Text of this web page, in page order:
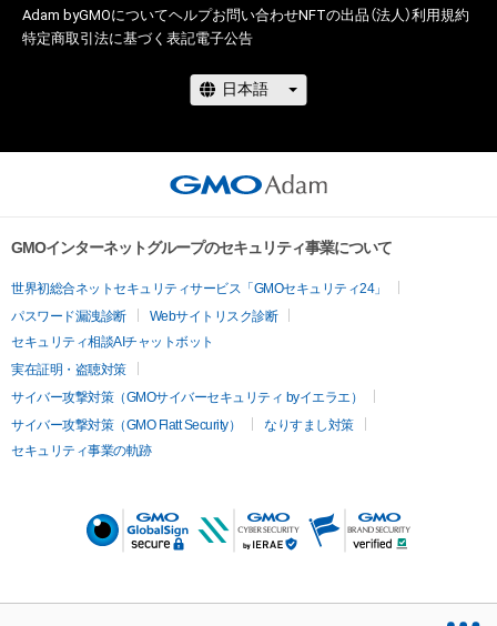
方、著作隣接権の権利者またはその管理委託を受けている者は、
何らの法的責任も負わないものとします。
このアイテムに関するお問い合わせ先
2022年1月からは、２０年前にクリエイター活動を始めるきっ
かけとなった１０８体の作品シリーズ「GarbageHeads」をNFT
クトで仲間や資金を集め多くの人のとの関係の中で、今までず
youtu.be/UoUyMOr9Wu0
Adam byGMOについてヘルプお問い合わせNFTの出品（法人）利用規約
特定商取引法に基づく表記電子公告
GMOインターネットグループのセキュリティ事業について
世界初総合ネットセキュリティサービス「GMOセキュリティ24」
パスワード漏洩診断
Webサイトリスク診断
セキュリティ相談AIチャットボット
実在証明・盗聴対策
サイバー攻撃対策（GMOサイバーセキュリティ byイエラエ）
サイバー攻撃対策（GMO Flatt Security）
なりすまし対策
セキュリティ事業の軌跡